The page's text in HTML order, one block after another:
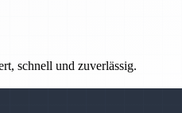
schnell und zuverlässig.